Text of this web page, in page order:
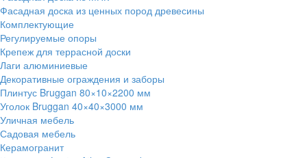
Фасадная доска из ценных пород древесины
Комплектующие
Регулируемые опоры
Крепеж для террасной доски
Лаги алюминиевые
Декоративные ограждения и заборы
Плинтус Bruggan 80×10×2200 мм
Уголок Bruggan 40×40×3000 мм
Уличная мебель
Садовая мебель
Керамогранит